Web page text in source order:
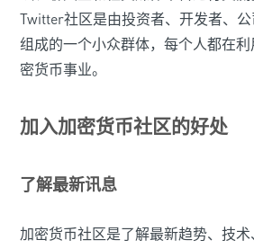
Twitter社区是由投资者、开发者、
组成的一个小众群体，每个人都在
密货币事业。
加入加密货币社区的好处
了解最新讯息
加密货币社区是了解最新趋势、技